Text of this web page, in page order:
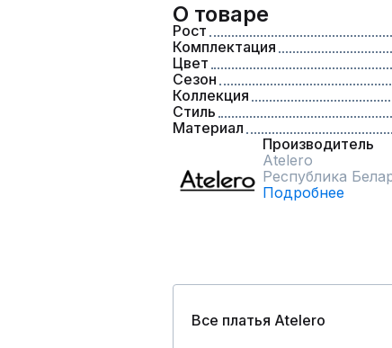
О товаре
Рост
Комплектация
Цвет
Сезон
Коллекция
Стиль
Материал
Производитель
Atelero
Республика
Подробнее
Все платья Atelero